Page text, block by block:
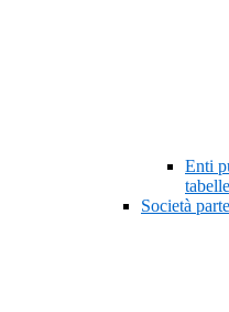
Enti
Società